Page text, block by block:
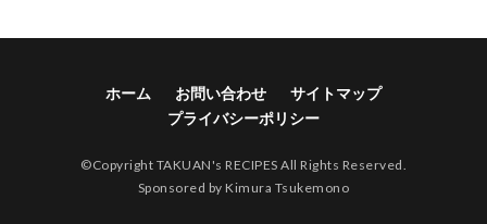
ホーム お問い合わせ
サイトマップ
プライバシーポリシー
©Copyright TAKUAN's RECIPES All Rights Reserved.
Sponsored by Kimura Tsukemono